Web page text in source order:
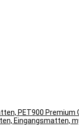
PET900 Premium
Eingangsmatten,